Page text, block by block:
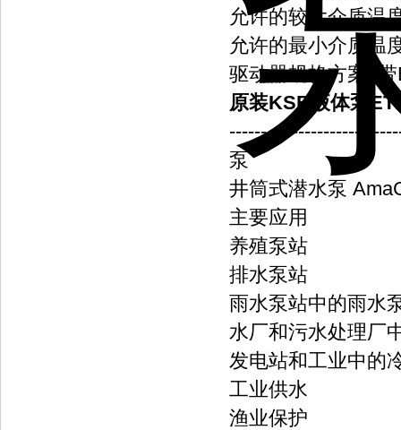
允许的较大介质温
允许的最小介质温
驱动器规格方案:
原装KSB液体泵
泵
井筒式潜水泵
主要应用
养殖泵站
排水泵站
雨水泵站中的雨水
水厂和污水处理厂
发电站和工业中的
工业供水
渔业保护